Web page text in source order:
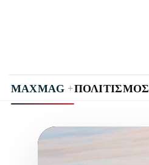
MAXMAG +ΠΟΛΙΤΙΣΜΟΣ